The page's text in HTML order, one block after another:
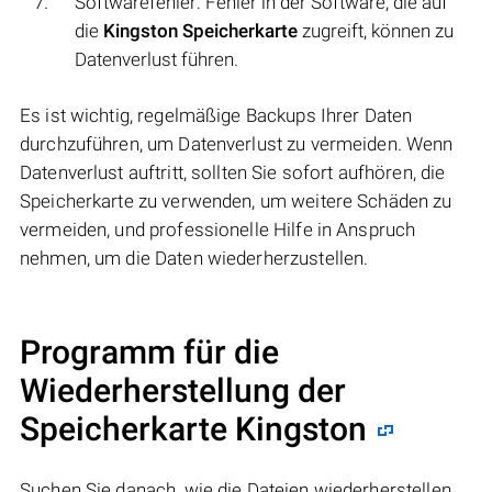
die Kingston Speicherkarte zugreift, können zu
Datenverlust führen.
Es ist wichtig, regelmäßige Backups Ihrer Daten
durchzuführen, um Datenverlust zu vermeiden. Wenn
Datenverlust auftritt, sollten Sie sofort aufhören, die
Speicherkarte zu verwenden, um weitere Schäden zu
vermeiden, und professionelle Hilfe in Anspruch
nehmen, um die Daten wiederherzustellen.
Programm für die
Wiederherstellung der
Speicherkarte Kingston